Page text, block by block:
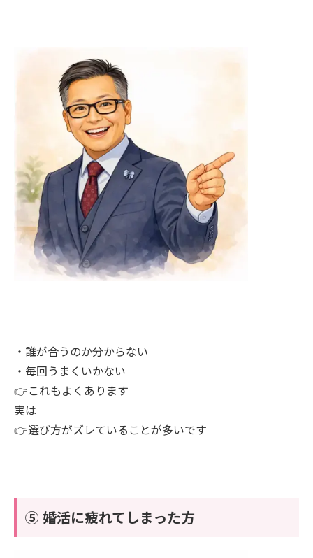
・誰が合うのか分からない
・毎回うまくいかない
👉これもよくあります
実は
👉選び方がズレていることが多いです
⑤ 婚活に疲れてしまった方